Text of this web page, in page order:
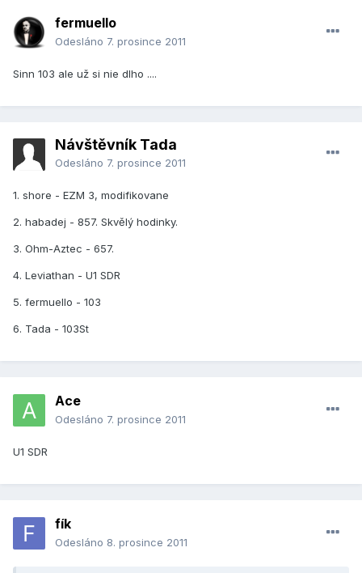
fermuello
Odesláno 7. prosince 2011
Sinn 103 ale už si nie dlho ....
Návštěvník Tada
Odesláno 7. prosince 2011
1. shore - EZM 3, modifikovane
2. habadej - 857. Skvělý hodinky.
3. Ohm-Aztec - 657.
4. Leviathan - U1 SDR
5. fermuello - 103
6. Tada - 103St
Ace
Odesláno 7. prosince 2011
U1 SDR
fík
Odesláno 8. prosince 2011